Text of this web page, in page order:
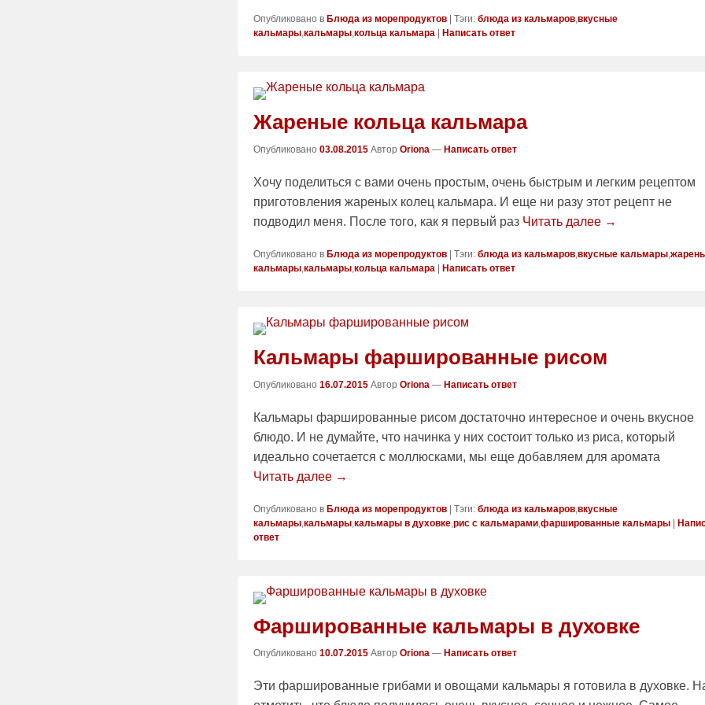
Опубликовано в Блюда из морепродуктов Тэги: блюда из кальмаров,вкусные
кальмары,кальмары,кольца кальмара Написать ответ
Жареные кольца кальмара
Опубликовано 03.08.2015 Автор Oriona — Написать ответ
Хочу поделиться с вами очень простым, очень быстрым и легким рецептом
приготовления жареных колец кальмара. И еще ни разу этот рецепт не
подводил меня. После того, как я первый раз Читать далее →
Опубликовано в Блюда из морепродуктов | Тэги: блюда из кальмаров вкусные кальмары
кальмары кальмары кольца кальмара | Написать ответ
Кальмары фаршированные рисом
Опубликовано 16.07.2015 Автор Oriona — Написать ответ
Кальмары фаршированные рисом достаточно интересное и очень вкусное
блюдо. И не думайте, что начинка у них состоит только из риса, который
идеально сочетается с моллюсками, мы еще добавляем для аромата
Читать далее →
Опубликовано в Блюда из морепродуктов | Тэги: блюда из кальмаров вкусные
кальмары кальмары кальмары в духовке рис с кальмарами фаршированные кальмары |
ответ
Фаршированные кальмары в духовке
Опубликовано 10.07.2015 Автор Oriona — Написать ответ
Эти фаршированные грибами и овощами кальмары я готовила в духовке.